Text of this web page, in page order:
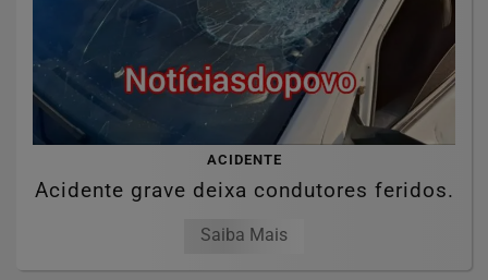
ACIDENTE
Acidente grave deixa condutores feridos.
Saiba Mais